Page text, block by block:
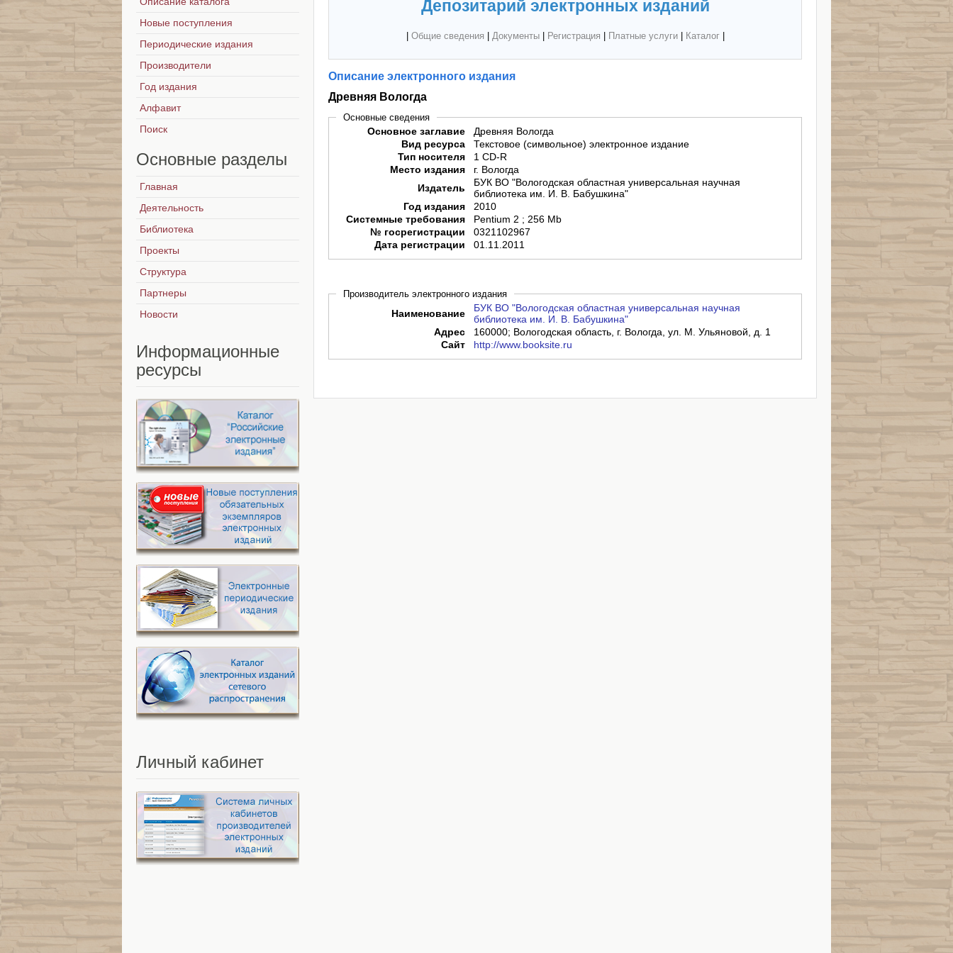
Депозитарий электронных изданий
Общие сведения Документы| Регистрация Платные услуги| Каталог|
Описание электронного издания
Древняя Вологда
Основные сведения
Основное заглавие
Древняя Вологда
Вид ресурса
Текстовое (символьное) электронное издание
Тип носителя
1 CD-R
Место издания
г. Вологда
Издатель
БУК ВО "Вологодская областная универсальная научная
библиотека им. И. В. Бабушкина"
Год издания
2010
Системные требования
Pentium 2 ; 256 Mb
№ госрегистрации
0321102967
Дата регистрации
01.11.2011
Производитель электронного издания
Наименование
БУК ВО "Вологодская областная универсальная научная
библиотека им. И. В. Бабушкина"
Адрес
160000; Вологодская область, г. Вологда, ул. М. Ульяновой, д. 1
Сайт
http://www.booksite.ru
Новые поступления
Периодические издания
Производители
Год издания
Алфавит
Поиск
Основные разделы
Главная
Деятельность
Библиотека
Проекты
Структура
Партнеры
Новости
Информационные
ресурсы
Личный кабинет